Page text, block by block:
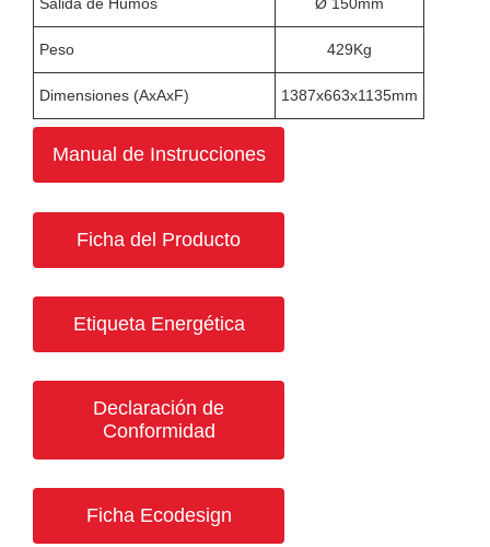
Peso 429Kg
Dimensiones (AxAxF) 1387x663x1135mm
Manual de Instrucciones
Ficha del Producto
Etiqueta Energética
Declaración de
Conformidad
Ficha Ecodesign